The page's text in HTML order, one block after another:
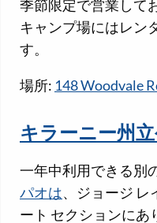
季節限定で営業して
キャンプ場にはレン
す。
場所: 148 Woodvale
キラーニー州
一年中利用できる別
パオは、ジョージ レ
ート セクションにあ